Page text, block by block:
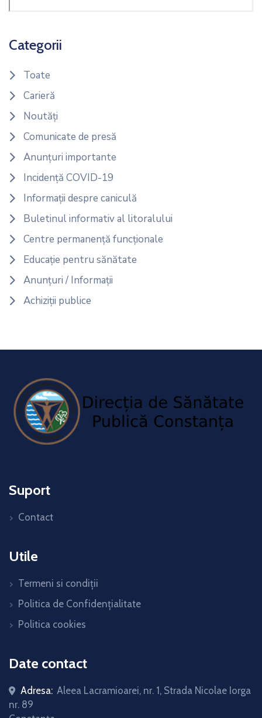
Categorii
Toate
Carieră
Noutăți
Comunicate de presă
Anunțuri importante
Incidență COVID-19
Informații despre caniculă
Buletinul informativ al litoralului
Centre permanență funcționale
Educație pentru sănătate
Anunțuri / Informații
Achiziții publice
Suport
Contact
Utile
Termeni si condiții
Politica de Confidențialitate
Politica cookies
Date contact
Adresa: Aleea Lacramioarei, nr. 1, Strada Nicolae Iorga
nr. 89